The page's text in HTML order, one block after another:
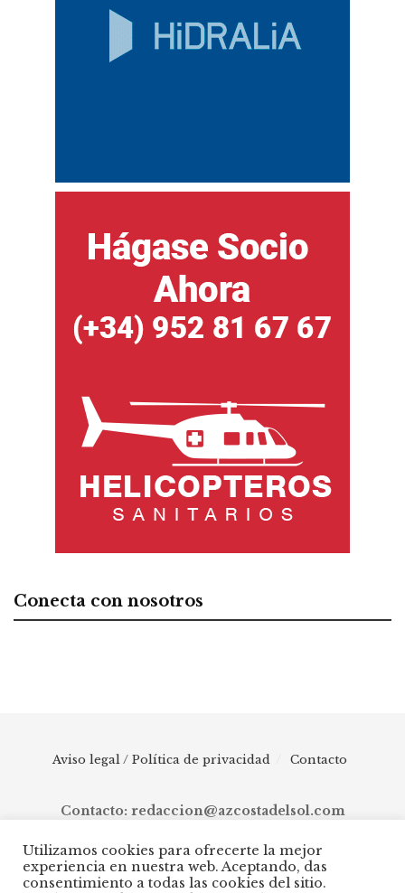
Conecta con nosotros
Aviso legal / Política de privacidad Contacto
Contacto: redaccion@azcostadelsol.com
© 2025 AZ Costa del Sol - Diario digital de Málaga capital hasta
Manilva, pasando por Torremolinos, Benalmádena, Fuengirola,
Utilizamos cookies para ofrecerte la mejor
experiencia en nuestra web. Aceptando, das
consentimiento a todas las cookies del sitio.